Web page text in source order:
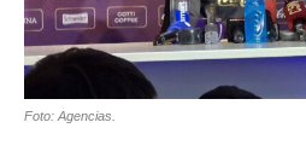
Foto: Agencias.